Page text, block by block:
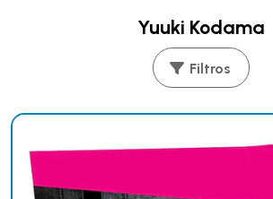
Yuuki Kodama
Filtros